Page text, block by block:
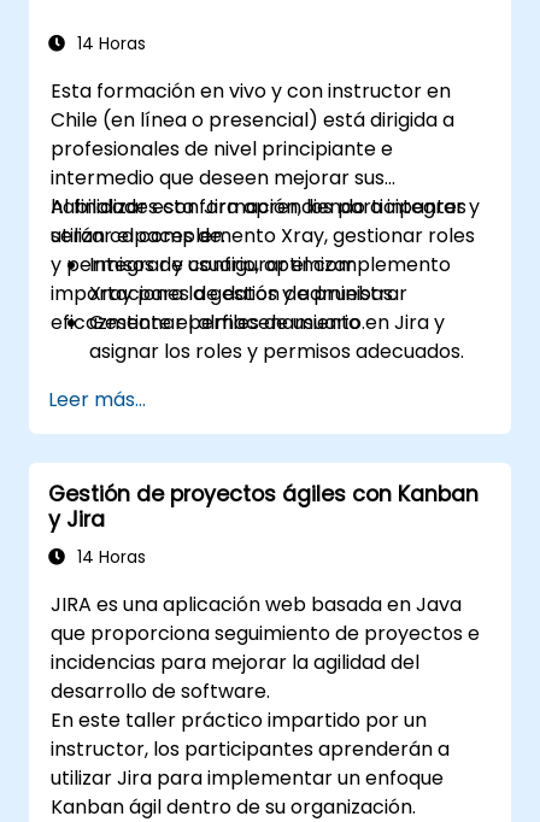
14 Horas
Esta formación en vivo y con instructor en
Chile (en línea o presencial) está dirigida a
profesionales de nivel principiante e
intermedio que deseen mejorar sus
habilidades con Jira aprendiendo a integrar y
utilizar el complemento Xray, gestionar roles
y permisos de usuario, optimizar
importaciones de datos y administrar
eficazmente el almacenamiento.
Al finalizar esta formación, los participantes
serán capaces de:
Integrar y configurar el complemento
Xray para la gestión de pruebas.
Gestionar perfiles de usuario en Jira y
asignar los roles y permisos adecuados.
siguiendo las mejores prácticas.
Optimizar el uso del almacenamiento en
Jira e implementar estrategias de gestión
de datos.
Leer más...
Gestión de proyectos ágiles con Kanban
y Jira
14 Horas
JIRA es una aplicación web basada en Java
que proporciona seguimiento de proyectos e
incidencias para mejorar la agilidad del
desarrollo de software.
En este taller práctico impartido por un
instructor, los participantes aprenderán a
utilizar Jira para implementar un enfoque
Kanban ágil dentro de su organización.